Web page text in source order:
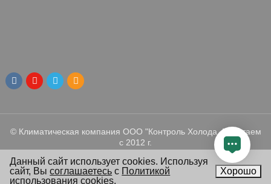
© Климатическая компания ООО "Контроль Холода. Работаем
с 2012 г.
Данный сайт использует cookies. Используя
сайт, Высоглашаетесь с Политикой
использования cookies.
Хорошо